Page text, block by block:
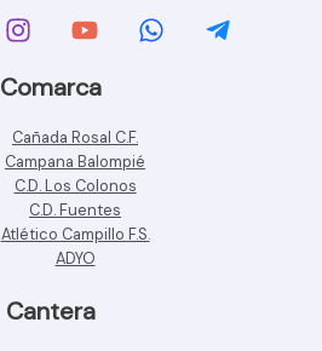
Comarca
Cañada Rosal C.F.
Campana Balompié
C.D. Los Colonos
C.D. Fuentes
Atlético Campillo F.S.
ADYO
Cantera